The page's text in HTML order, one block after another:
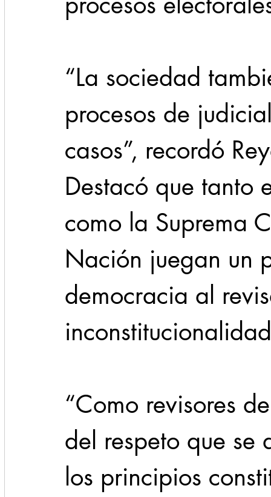
“La sociedad
procesos de
casos”, recordó
Destacó que tanto
como la Suprema
Nación juegan un
democracia al
“Como revisores
del respeto que
los principios